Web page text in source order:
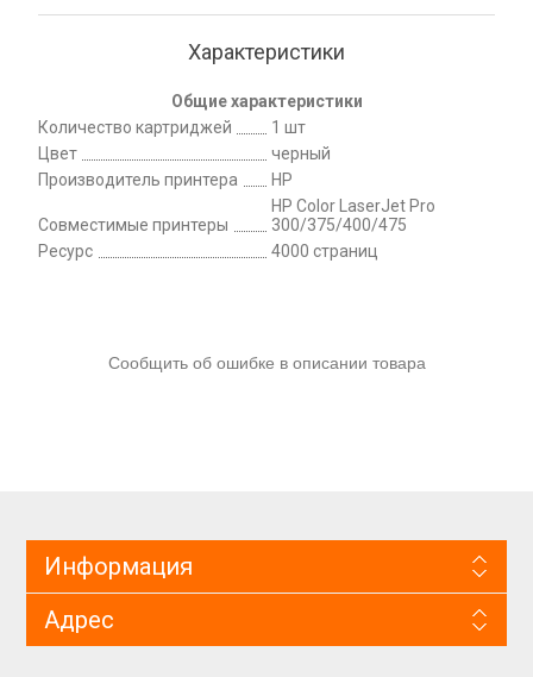
Характеристики
Общие характеристики
Количество картриджей
1 шт
Цвет
черный
Производитель принтера
HP
Совместимые принтеры
HP Color LaserJet Pro
300/375/400/475
Ресурс
4000 страниц
Сообщить об ошибке в описании товара
Информация
Адрес